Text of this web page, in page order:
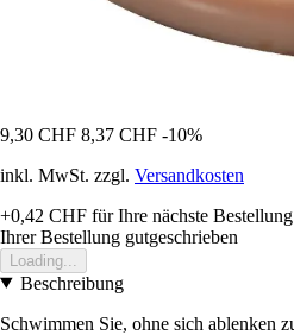
9,30 CHF 8,37 CHF -10%
inkl. MwSt. zzgl. Versandkosten
+0,42 CHF für Ihre nächste
Ihrer Bestellung gutgeschrieben
Loading...
Beschreibung
Schwimmen Sie, ohne sich ablenken